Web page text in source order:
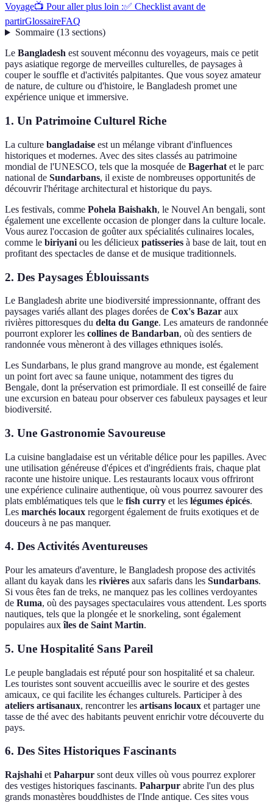
Voyage📺 Pour aller plus loin :✅ Checklist avant de
partirGlossaireFAQ
Sommaire(13 sections)
Le Bangladesh est souvent méconnu des voyageurs, mais ce petit
pays asiatique regorge de merveilles culturelles, de paysages à
couper le souffle et d'activités palpitantes. Que vous soyez amateur
de nature, de culture ou d'histoire, le Bangladesh promet une
expérience unique et immersive.
1. Un Patrimoine Culturel Riche
La culture bangladaise est un mélange vibrant d'influences
historiques et modernes. Avec des sites classés au patrimoine
mondial de l'UNESCO, tels que la mosquée de Bagerhat et le parc
national de Sundarbans, il existe de nombreuses opportunités de
découvrir l'héritage architectural et historique du pays.
Les festivals, comme Pohela Baishakh, le Nouvel An bengali, sont
également une excellente occasion de plonger dans la culture locale.
Vous aurez l'occasion de goûter aux spécialités culinaires locales,
comme le biriyani ou les délicieux patisseries à base de lait, tout en
profitant des spectacles de danse et de musique traditionnels.
2. Des Paysages Éblouissants
Le Bangladesh abrite une biodiversité impressionnante, offrant des
paysages variés allant des plages dorées de Cox's Bazar aux
rivières pittoresques du delta du Gange. Les amateurs de randonnée
pourront explorer les collines de Bandarban, où des sentiers de
randonnée vous mèneront à des villages ethniques isolés.
Les Sundarbans, le plus grand mangrove au monde, est également
un point fort avec sa faune unique, notamment des tigres du
Bengale, dont la préservation est primordiale. Il est conseillé de faire
une excursion en bateau pour observer ces fabuleux paysages et leur
biodiversité.
3. Une Gastronomie Savoureuse
La cuisine bangladaise est un véritable délice pour les papilles. Avec
une utilisation généreuse d'épices et d'ingrédients frais, chaque plat
raconte une histoire unique. Les restaurants locaux vous offriront
une expérience culinaire authentique, où vous pourrez savourer des
plats emblématiques tels que le fish curry et les légumes épicés.
Les marchés locaux regorgent également de fruits exotiques et de
douceurs à ne pas manquer.
4. Des Activités Aventureuses
Pour les amateurs d'aventure, le Bangladesh propose des activités
allant du kayak dans les rivières aux safaris dans les Sundarbans.
Si vous êtes fan de treks, ne manquez pas les collines verdoyantes
de Ruma, où des paysages spectaculaires vous attendent. Les sports
nautiques, tels que la plongée et le snorkeling, sont également
populaires auxîles de Saint Martin.
5. Une Hospitalité Sans Pareil
Le peuple bangladais est réputé pour son hospitalité et sa chaleur.
Les touristes sont souvent accueillis avec le sourire et des gestes
amicaux, ce qui facilite les échanges culturels. Participer à des
ateliers artisanaux, rencontrer les artisans locaux et partager une
tasse de thé avec des habitants peuvent enrichir votre découverte du
pays.
6. Des Sites Historiques Fascinants
Rajshahi et Paharpur sont deux villes où vous pourrez explorer
des vestiges historiques fascinants. Paharpur abrite l'un des plus
grands monastères bouddhistes de l'Inde antique. Ces sites vous